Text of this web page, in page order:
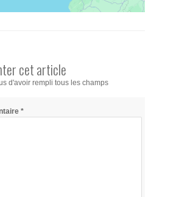
cet article
d'avoir rempli tous les champs
*